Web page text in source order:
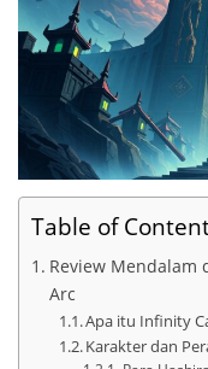
Table of
Review Mendalam
Arc
Apa itu Infinity
Karakter dan